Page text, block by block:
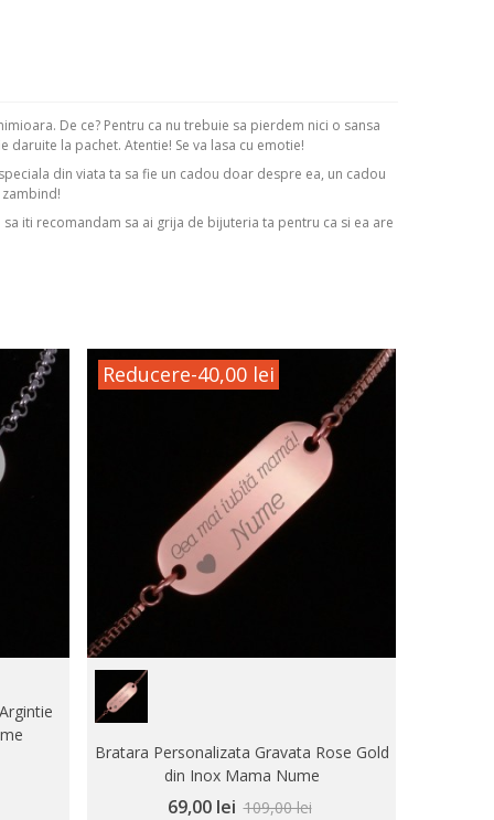
De ce? Pentru ca nu trebuie sa pierdem nici o sansa
la pachet. Atentie! Se va lasa cu emotie!
din viata ta sa fie un cadou doar despre ea, un cadou
iti recomandam sa ai grija de bijuteria ta pentru ca si ea are
Reducere-40,00 lei
Bratara Personalizata Gravata Rose Gold
din Inox Mama Nume
69,00 lei 109,00 lei